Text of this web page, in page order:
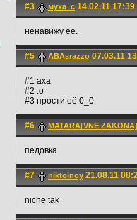
#3 муха_с 14.02.11 17:39
ненавижу ее.
#5 ABAsrazzo 07.03.11
#1 аха
#2 :о
#3 прости её 0_0
#6 MATARA[VNE ZAKONA]
педовка
#7 niktoinoy 21.08.11
niche tak